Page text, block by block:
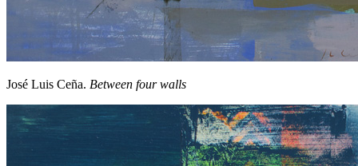
José Luis Ceña. Between four walls